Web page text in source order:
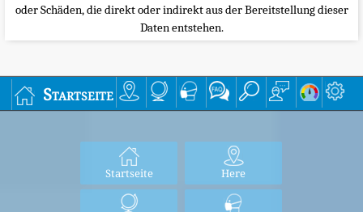
oder Schäden, die direkt oder indirekt aus der Bereitstellung dieser
Daten entstehen.
Startseite
Startseite Here